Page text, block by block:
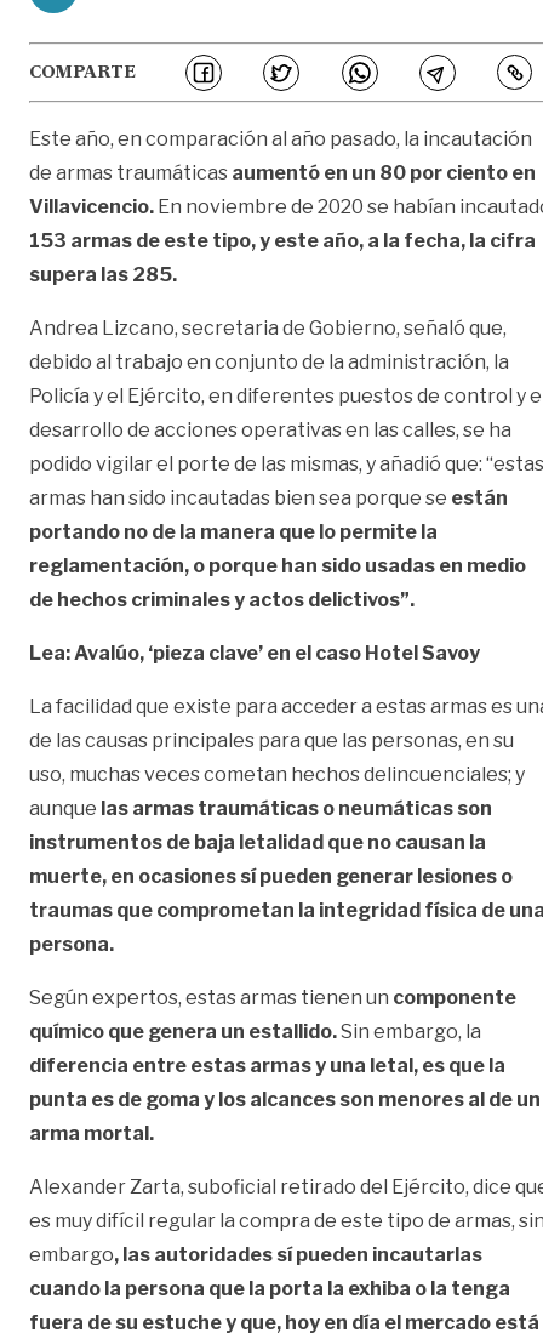
COMPARTE
Este año, en comparación al año pasado, la incautación
de armas traumáticas aumentó en un 80 por ciento en
Villavicencio. En noviembre de 2020 se habían
153 armas de este tipo, y este año, a la fecha, la cifra
supera las 285.
Andrea Lizcano, secretaria de Gobierno, señaló que,
debido al trabajo en conjunto de la administración, la
Policía y el Ejército, en diferentes puestos de control y
desarrollo de acciones operativas en las calles, se ha
podido vigilar el porte de las mismas, y añadió que: “estas
armas han sido incautadas bien sea porque se están
portando no de la manera que lo permite la
reglamentación, o porque han sido usadas en medio
de hechos criminales y actos delictivos”.
Lea: Avalúo, ‘pieza clave’ en el caso Hotel Savoy
La facilidad que existe para acceder a estas armas es
de las causas principales para que las personas, en su
uso, muchas veces cometan hechos delincuenciales; y
aunque las armas traumáticas o neumáticas son
instrumentos de baja letalidad que no causan la
muerte, en ocasiones sí pueden generar lesiones o
traumas que comprometan la integridad física de
persona.
Según expertos, estas armas tienen un componente
químico que genera un estallido.Sin embargo, la
diferencia entre estas armas y una letal, es que la
punta es de goma y los alcances son menores al de un
arma mortal.
Alexander Zarta, suboficial retirado del Ejército, dice
es muy difícil regular la compra de este tipo de armas,
embargo, las autoridades sí pueden incautarlas
cuando la persona que la porta la exhiba o la tenga
fuera de su estuche y que, hoy en día el mercado está